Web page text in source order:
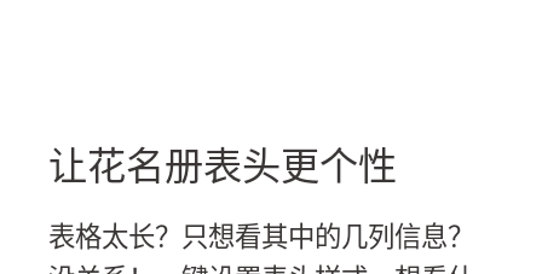
让花名册表头更个性
表格太长？只想看其中的几列信息？